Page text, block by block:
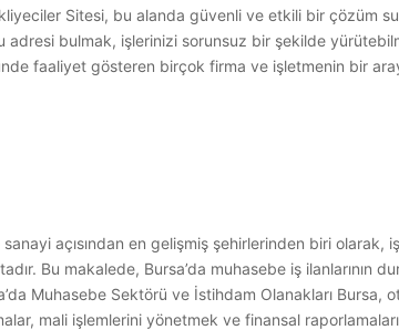
Sitesi, bu alanda güvenli ve etkili bir çözüm
bulmak, işlerinizi sorunsuz bir şekilde
faaliyet gösteren birçok firma ve işletmenin bir
açısından en gelişmiş şehirlerinden biri olarak,
Bu makalede, Bursa’da muhasebe iş ilanlarının
Muhasebe Sektörü ve İstihdam Olanakları Bursa,
mali işlemlerini yönetmek ve finansal